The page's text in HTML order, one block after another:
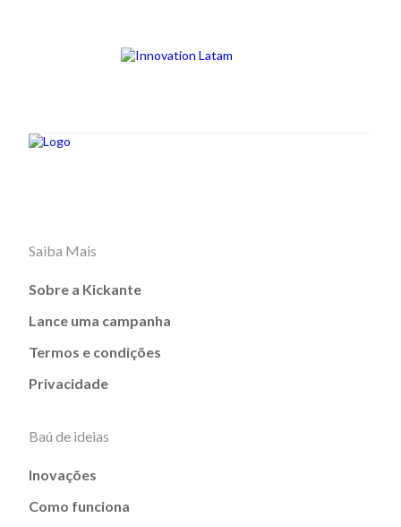
Saiba Mais
Sobre a Kickante
Lance uma campanha
Termos e condições
Privacidade
Baú de ideias
Inovações
Como funciona